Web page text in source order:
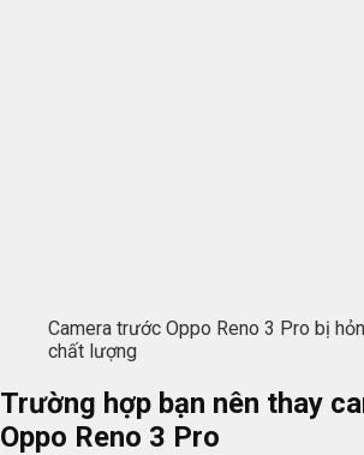
Camera trước Oppo Reno 3 Pro bị
chất lượng
Trường hợp bạn nên thay
Oppo Reno 3 Pro